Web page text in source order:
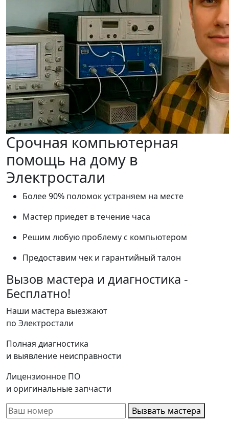
Срочная компьютерная
помощь на дому в
Электростали
Более 90% поломок устраняем на месте
Мастер приедет в течение часа
Решим любую проблему с компьютером
Предоставим чек и гарантийный талон
Вызов мастера и диагностика -
Бесплатно!
Наши мастера выезжают
по Электростали
Полная диагностика
и выявление неисправности
Лицензионное ПО
и оригинальные запчасти
Вызвать мастера